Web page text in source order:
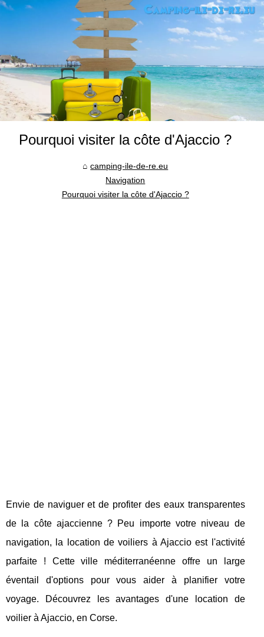
Pourquoi visiter la côte d'Ajaccio ?
camping-ile-de-re.eu
Navigation
Pourquoi visiter la côte d'Ajaccio ?
Envie de naviguer et de profiter des eaux transparentes
de la côte ajaccienne ? Peu importe votre niveau de
navigation, la location de voiliers à Ajaccio est l'activité
parfaite ! Cette ville méditerranéenne offre un large
éventail d'options pour vous aider à planifier votre
voyage. Découvrez les avantages d'une location de
voilier à Ajaccio, en Corse.